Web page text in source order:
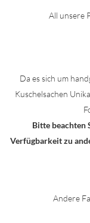
All unsere
Da es sich um
Kuschelsachen
Bitte beachten
Verfügbarkeit zu
Andere